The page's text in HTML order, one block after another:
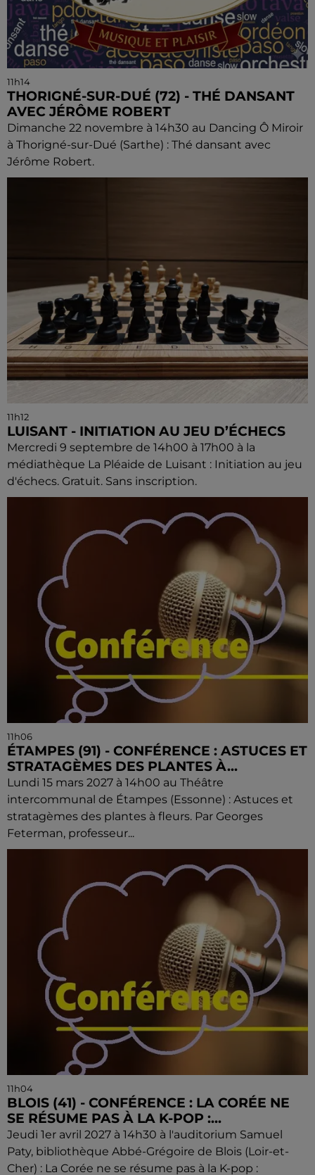
11h14
THORIGNÉ-SUR-DUÉ (72) - THÉ DANSANT
AVEC JÉRÔME ROBERT
Dimanche 22 novembre à 14h30 au Dancing Ô Miroir
à Thorigné-sur-Dué (Sarthe) : Thé dansant avec
Jérôme Robert.
11h12
LUISANT - INITIATION AU JEU D’ÉCHECS
Mercredi 9 septembre de 14h00 à 17h00 à la
médiathèque La Pléaide de Luisant : Initiation au jeu
d'échecs. Gratuit. Sans inscription.
11h06
ÉTAMPES (91) - CONFÉRENCE : ASTUCES ET
STRATAGÈMES DES PLANTES À...
Lundi 15 mars 2027 à 14h00 au Théâtre
intercommunal de Étampes (Essonne) : Astuces et
stratagèmes des plantes à fleurs. Par Georges
Feterman, professeur...
11h04
BLOIS (41) - CONFÉRENCE : LA CORÉE NE
SE RÉSUME PAS À LA K-POP :...
Jeudi 1er avril 2027 à 14h30 à l'auditorium Samuel
Paty, bibliothèque Abbé-Grégoire de Blois (Loir-et-
Cher) : La Corée ne se résume pas à la K-pop :